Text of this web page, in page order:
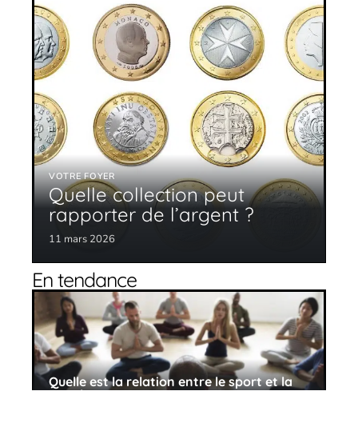
VOTRE FOYER
Quelle collection peut
rapporter de l’argent ?
11 mars 2026
En tendance
Quelle est la relation entre le sport et la
santé ?